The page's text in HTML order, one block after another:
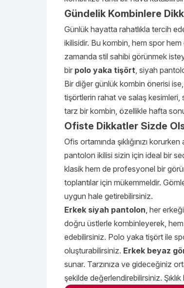
Gündelik Kombinlere
Günlük hayatta rahatlıkla tercih
ikilisidir. Bu kombin, hem spor
zamanda stil sahibi görünmek
bir polo yaka tişört, siyah
Bir diğer günlük kombin önerisi
tişörtlerin rahat ve salaş kesimleri,
tarz bir kombin, özellikle hafta
Ofiste Dikkatler Sizde
Ofis ortamında şıklığınızı
pantolon ikilisi sizin için ideal bir
klasik hem de profesyonel bir
toplantılar için mükemmeldir.
uygun hale getirebilirsiniz.
Erkek siyah pantolon, her
doğru üstlerle kombinleyerek,
edebilirsiniz. Polo yaka tişört ile
oluşturabilirsiniz. Erkek beyaz
sunar. Tarzınıza ve gideceğiniz
şekilde değerlendirebilirsiniz.